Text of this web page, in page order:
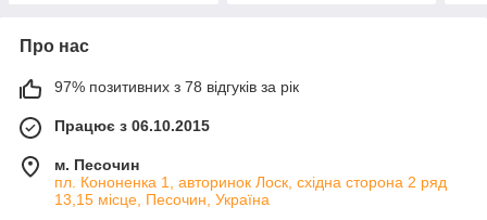
Про нас
97% позитивних з 78 відгуків за рік
Працює з 06.10.2015
м. Песочин
пл. Кононенка 1, авторинок Лоск, східна сторона 2 ряд
13,15 місце, Песочин, Україна